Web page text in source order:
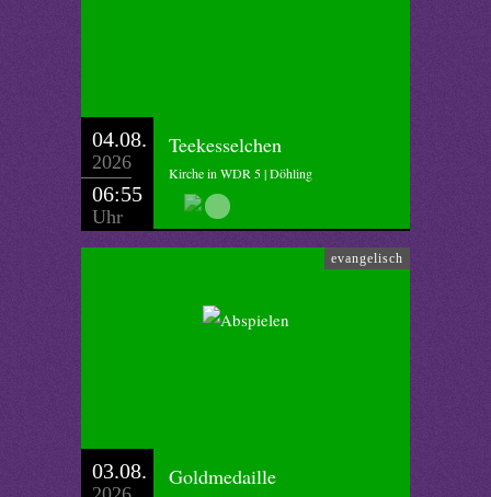
04.08.
2026
06:55
Uhr
Teekesselchen
Kirche in WDR 5 | Döhling
evangelisch
03.08. Goldmedaille